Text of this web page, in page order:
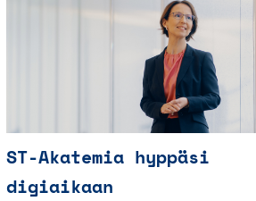
ST-Akatemia hyppäsi
digiaikaan